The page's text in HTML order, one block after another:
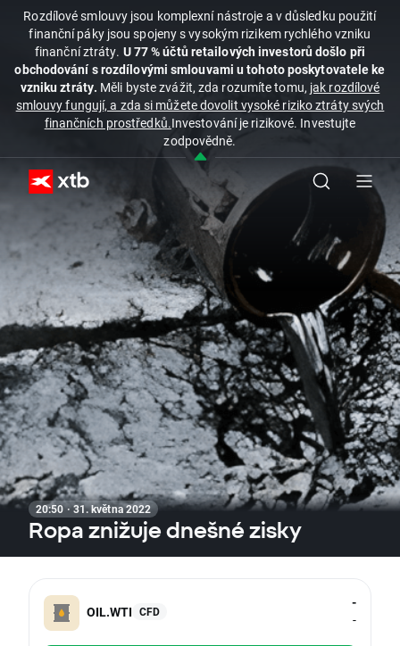
Rozdílové smlouvy jsou komplexní nástroje a v důsledku použití
finanční páky jsou spojeny s vysokým rizikem rychlého vzniku
finanční ztráty. U 77 % účtů retailových investorů došlo při
obchodování s rozdílovými smlouvami u tohoto poskytovatele ke
vzniku ztráty. Měli byste zvážit, zda rozumíte tomu, jak rozdílové
smlouvy fungují, a zda si můžete dovolit vysoké riziko ztráty svých
finančních prostředků.Investování je rizikové. Investujte
zodpovědně.
20:50 · 31. května 2022
Ropa znižuje dnešné zisky
OIL.WTI CFD
-
-